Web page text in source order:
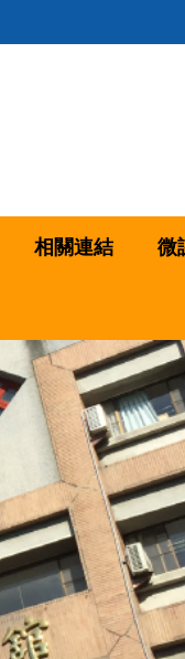
相關連結 微